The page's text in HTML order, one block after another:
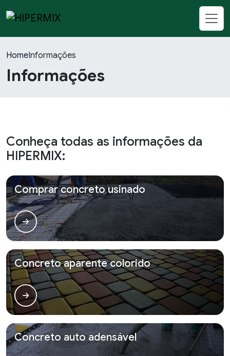
HomeInformações
Informações
Conheça todas as informações da
HIPERMIX:
Comprar concreto usinado
Concreto aparente colorido
Concreto auto adensável